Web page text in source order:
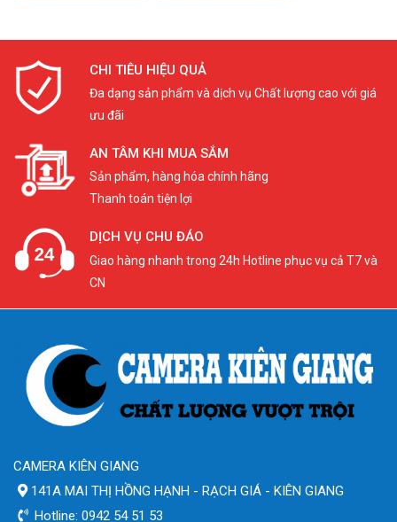
CHI TIÊU HIỆU QUẢ
Đa dạng sản phẩm và dịch vụ Chất lượng cao với giá
ưu đãi
AN TÂM KHI MUA SẮM
Sản phẩm, hàng hóa chính hãng
Thanh toán tiện lợi
DỊCH VỤ CHU ĐÁO
Giao hàng nhanh trong 24h Hotline phục vụ cả T7 và
CN
CAMERA KIÊN GIANG
141A MAI THỊ HỒNG HẠNH - RẠCH GIÁ - KIÊN GIANG
Hotline: 0942 54 51 53